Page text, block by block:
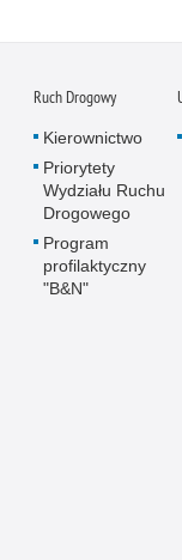
Ruch Drogowy
Kierownictwo
Priorytety
Wydziału Ruchu
Drogowego
Program
profilaktyczny
"B&N"